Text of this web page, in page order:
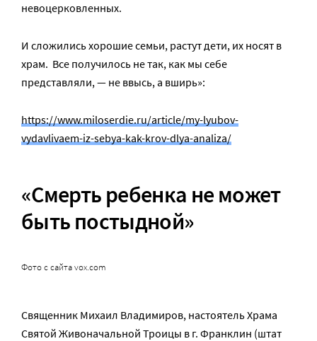
невоцерковленных.
И сложились хорошие семьи, растут дети, их носят в
храм. Все получилось не так, как мы себе
представляли, — не ввысь, а вширь»:
https://www.miloserdie.ru/article/my-lyubov-
vydavlivaem-iz-sebya-kak-krov-dlya-analiza/
«Смерть ребенка не может
быть постыдной»
Фото с сайта vox.com
Священник Михаил Владимиров, настоятель Храма
Святой Живоначальной Троицы в г. Франклин (штат